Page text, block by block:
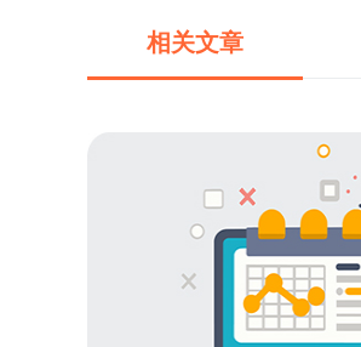
相关文章